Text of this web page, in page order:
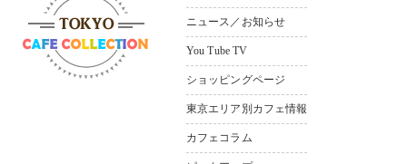
ニュース／お知らせ
You Tube TV
ショッピングページ
東京エリア別カフェ情報
カフェコラム